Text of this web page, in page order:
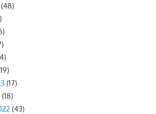
(48)
(17)
(18)
(43)